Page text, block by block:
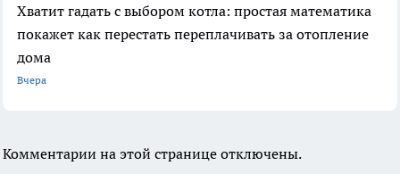
Хватит гадать с выбором котла: простая математика
покажет как перестать переплачивать за отопление
дома
Вчера
Комментарии на этой странице отключены.